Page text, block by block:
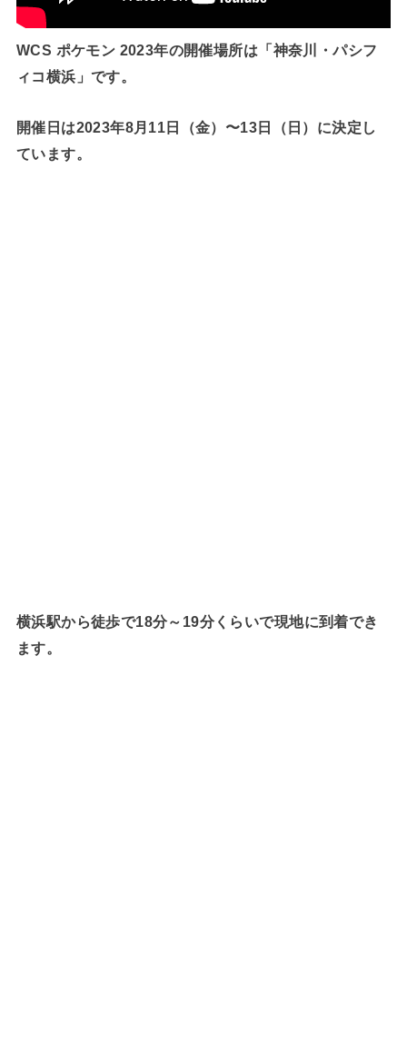
WCS ポケモン 2023年の開催場所は「神奈川・パシフ
ィコ横浜」です。
開催日は2023年8月11日（金）〜13日（日）に決定し
ています。
横浜駅から徒歩で18分～19分くらいで現地に到着でき
ます。